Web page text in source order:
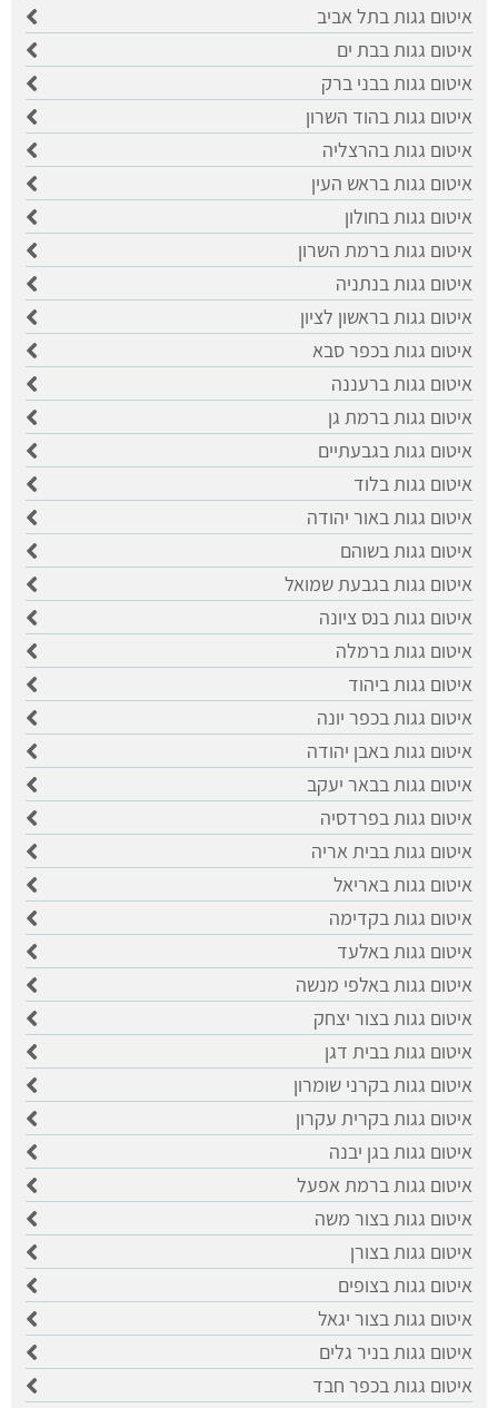
איטום גגות בתל אביב
איטום גגות בבת ים
איטום גגות בבני ברק
איטום גגות בהוד השרון
איטום גגות בהרצליה
איטום גגות בראש העין
איטום גגות בחולון
איטום גגות ברמת השרון
איטום גגות בנתניה
איטום גגות בראשון לציון
איטום גגות בכפר סבא
איטום גגות ברעננה
איטום גגות ברמת גן
איטום גגות בגבעתיים
איטום גגות בלוד
איטום גגות באור יהודה
איטום גגות בשוהם
איטום גגות בגבעת שמואל
איטום גגות בנס ציונה
איטום גגות ברמלה
איטום גגות ביהוד
איטום גגות בכפר יונה
איטום גגות באבן יהודה
איטום גגות בבאר יעקב
איטום גגות בפרדסיה
איטום גגות בבית אריה
איטום גגות באריאל
איטום גגות בקדימה
איטום גגות באלעד
איטום גגות באלפי מנשה
איטום גגות בצור יצחק
איטום גגות בבית דגן
איטום גגות בקרני שומרון
איטום גגות בקרית עקרון
איטום גגות בגן יבנה
איטום גגות ברמת אפעל
איטום גגות בצור משה
איטום גגות בצורן
איטום גגות בצופים
איטום גגות בצור יגאל
איטום גגות בניר גלים
איטום גגות בכפר חבד